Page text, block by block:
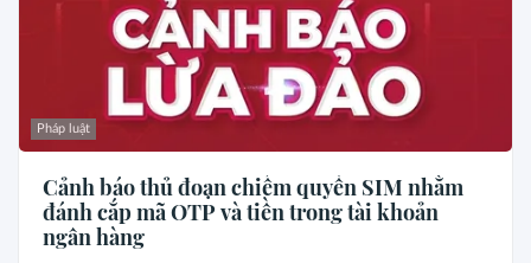
Pháp luật
Cảnh báo thủ đoạn chiếm quyền SIM nhằm
đánh cắp mã OTP và tiền trong tài khoản
ngân hàng